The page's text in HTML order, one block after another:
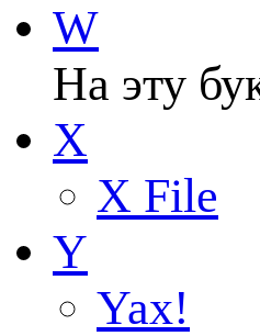
W
На эту
X
X File
Y
Yax!